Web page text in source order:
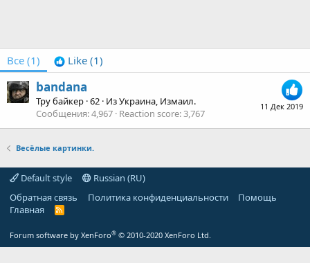
Все (1) Like (1)
11 Дек 2019
bandana
Тру байкер ·62 · ИзУкраина, Измаил.
Сообщения 4,967 Reaction score 3,767
Весёлые картинки.
Default style
Russian (RU)
Обратная связь
Политика конфиденциальности
Помощь
Главная
R
Forum software by XenForo® © 2010-2020 XenForo Ltd.